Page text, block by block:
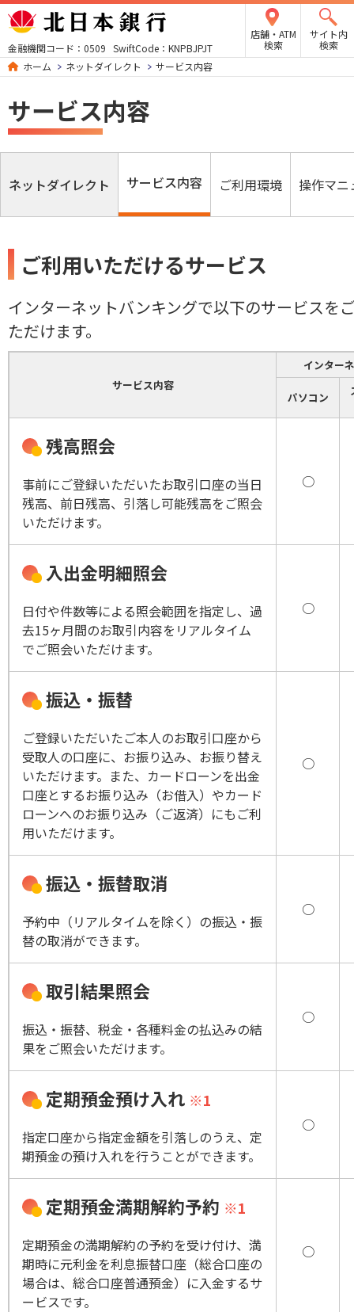
金融機関コード：0509 SwiftCode：KNPBJPJT
店舗・ATM
検索
サイト内
検索
ホーム
ネットダイレクト サービス内容
サービス内容
ネットダイレクト サービス内容 ご利用環境 操作マニ
ご利用いただけるサービス
インターネットバンキングで以下のサービスを
ただけます。
サービス内容
インター
パソコン
残高照会
事前にご登録いただいたお取引口座の当日
残高、前日残高、引落し可能残高をご照会
いただけます。
○
入出金明細照会
日付や件数等による照会範囲を指定し、過
去15ヶ月間のお取引内容をリアルタイム
でご照会いただけます。
○
振込・振替
ご登録いただいたご本人のお取引口座から
受取人の口座に、お振り込み、お振り替え
いただけます。また、カードローンを出金
口座とするお振り込み（お借入）やカード
ローンへのお振り込み（ご返済）にもご利
用いただけます。
○
振込・振替取消
予約中（リアルタイムを除く）の振込・振
替の取消ができます。
○
取引結果照会
振込・振替、税金・各種料金の払込みの結
果をご照会いただけます。
○
定期預金預け入れ ※1
指定口座から指定金額を引落しのうえ、定
期預金の預け入れを行うことができます。
○
定期預金満期解約予約 ※1
定期預金の満期解約の予約を受け付け、満
期時に元利金を利息振替口座（総合口座の
場合は、総合口座普通預金）に入金するサ
ービスです。
○